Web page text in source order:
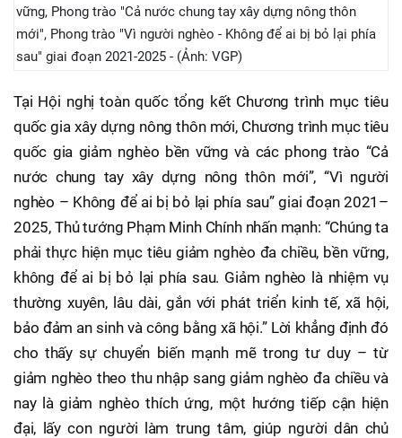
vững, Phong trào "Cả nước chung tay xây dựng nông thôn
mới", Phong trào "Vì người nghèo - Không để ai bị bỏ lại phía
sau" giai đoạn 2021-2025 - (Ảnh: VGP)
Tại Hội nghị toàn quốc tổng kết Chương trình mục tiêu
quốc gia xây dựng nông thôn mới, Chương trình mục tiêu
quốc gia giảm nghèo bền vững và các phong trào “Cả
nước chung tay xây dựng nông thôn mới”, “Vì người
nghèo – Không để ai bị bỏ lại phía sau” giai đoạn 2021–
2025, Thủ tướng Phạm Minh Chính nhấn mạnh: “Chúng ta
phải thực hiện mục tiêu giảm nghèo đa chiều, bền vững,
không để ai bị bỏ lại phía sau. Giảm nghèo là nhiệm vụ
thường xuyên, lâu dài, gắn với phát triển kinh tế, xã hội,
bảo đảm an sinh và công bằng xã hội.” Lời khẳng định đó
cho thấy sự chuyển biến mạnh mẽ trong tư duy – từ
giảm nghèo theo thu nhập sang giảm nghèo đa chiều và
nay là giảm nghèo thích ứng, một hướng tiếp cận hiện
đại, lấy con người làm trung tâm, giúp người dân chủ